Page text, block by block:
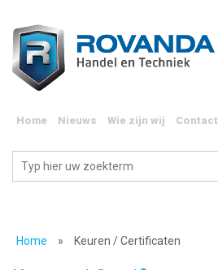
Home Nieuws Wie zijn wij Contact
Home » Keuren / Certificaten